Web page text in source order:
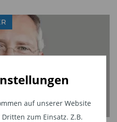
auf unserer Website
zum Einsatz. Z.B.